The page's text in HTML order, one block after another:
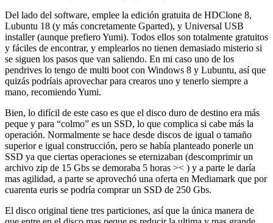
Del lado del software, emplee la edición gratuita de HDClone 8,
Lubuntu 18 (y más concretamente Gparted), y Universal USB
installer (aunque prefiero Yumi). Todos ellos son totalmente gratuitos
y fáciles de encontrar, y emplearlos no tienen demasiado misterio si
se siguen los pasos que van saliendo. En mi caso uno de los
pendrives lo tengo de multi boot con Windows 8 y Lubuntu, así que
quizás podríais aprovechar para crearos uno y tenerlo siempre a
mano, recomiendo Yumi.
Bien, lo difícil de este caso es que el disco duro de destino era más
peque y para “colmo” es un SSD, lo que complica si cabe más la
operación. Normalmente se hace desde discos de igual o tamaño
superior e igual construcción, pero se había planteado ponerle un
SSD ya que ciertas operaciones se eternizaban (descomprimir un
archivo zip de 15 Gbs se demoraba 5 horas >< ) y a parte le daría
mas agilidad, a parte se aprovechó una oferta en Mediamark que por
cuarenta euris se podría comprar un SSD de 250 Gbs.
El disco original tiene tres particiones, así que la única manera de